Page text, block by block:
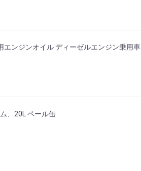
エンジンオイル ディーゼルエンジン乗用車
、20L ペール缶